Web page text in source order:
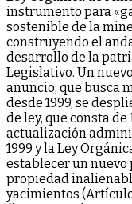
instrumento para
sostenible de la
construyendo el
desarrollo de la
Legislativo. Un
anuncio, que busca
desde 1999, se
de ley, que consta
actualización
1999 y la Ley
establecer un nuevo
propiedad
yacimientos